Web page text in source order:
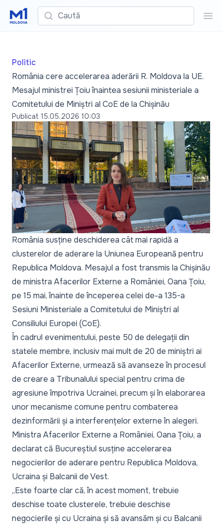
Caută
Politic
România cere accelerarea aderării R. Moldova la UE.
Mesajul ministrei Țoiu înaintea sesiunii ministeriale a
Comitetului de Miniștri al CoE de la Chișinău
Publicat 15.05.2026 10:03
România susține deschiderea cât mai rapidă a
clusterelor de aderare la Uniunea Europeană pentru
Republica Moldova. Mesajul a fost transmis la Chișinău
de ministra Afacerilor Externe a României, Oana Țoiu,
pe 15 mai, înainte de începerea celei de-a 135-a
Sesiuni Ministeriale a Comitetului de Miniștri al
Consiliului Europei (CoE).
În cadrul evenimentului, peste 50 de delegații din
statele membre, inclusiv mai mult de 20 de miniștri ai
Afacerilor Externe, urmează să avanseze în procesul
de creare a Tribunalului special pentru crima de
agresiune împotriva Ucrainei, precum și în elaborarea
unor mecanisme comune pentru combaterea
dezinformării și a interferențelor externe în alegeri.
Ministra Afacerilor Externe a României, Oana Țoiu, a
declarat că Bucureștiul susține accelerarea
negocierilor de aderare pentru Republica Moldova,
Ucraina și Balcanii de Vest.
„Este foarte clar că, în acest moment, trebuie
deschise toate clusterele, trebuie deschise
negocierile și cu Ucraina și să avansăm și cu Balcanii